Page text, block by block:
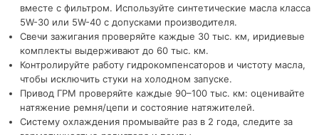
вместе с фильтром. Используйте синтетические масла класса
5W-30 или 5W-40 с допусками производителя.
Свечи зажигания проверяйте каждые 30 тыс. км, иридиевые
комплекты выдерживают до 60 тыс. км.
Контролируйте работу гидрокомпенсаторов и чистоту масла,
чтобы исключить стуки на холодном запуске.
Привод ГРМ проверяйте каждые 90–100 тыс. км: оценивайте
натяжение ремня/цепи и состояние натяжителей.
Систему охлаждения промывайте раз в 2 года, следите за